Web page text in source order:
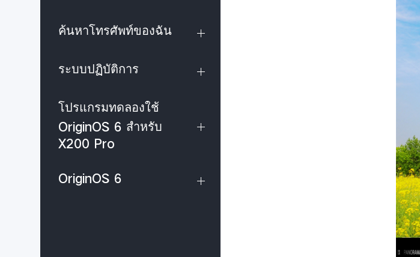
ค้นหาโทรศัพท์ของฉัน
ระบบปฏิบัติการ
โปรแกรมทดลองใช้
OriginOS 6 สำหรับ
X200 Pro
OriginOS 6